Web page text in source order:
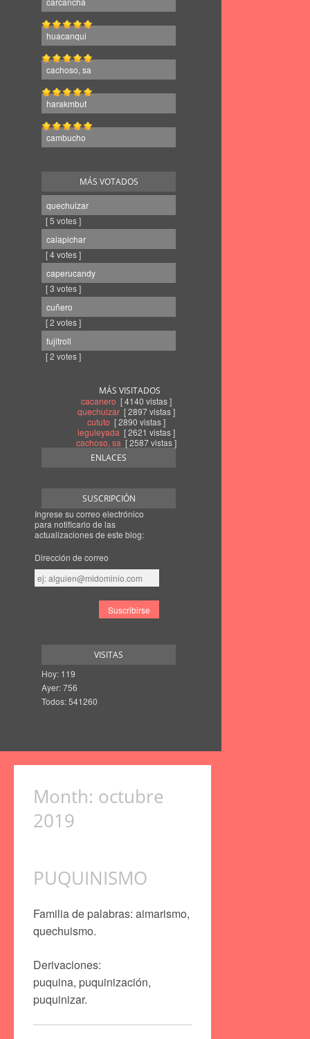
huacanqui
cachoso, sa
harakmbut
cambucho
MÁS VOTADOS
quechuizar
[ 5 votes ]
calapichar
[ 4 votes ]
caperucandy
[ 3 votes ]
cuñero
[ 2 votes ]
fujitroll
[ 2 votes ]
MÁS VISITADOS
cacanero [ 4140 vistas ]
quechuizar [ 2897 vistas ]
cututo [ 2890 vistas ]
leguleyada [ 2621 vistas ]
cachoso, sa [ 2587 vistas ]
ENLACES
SUSCRIPCIÓN
Ingrese su correo electrónico
para notificarlo de las
actualizaciones de este blog:
Dirección de correo
Dirección
de
VISITAS
Hoy: 119
Ayer: 756
Todos: 541260
Month: octubre
2019
PUQUINISMO
Familia de palabras: aimarismo,
quechuismo.
Derivaciones:
puquina, puquinización,
puquinizar.